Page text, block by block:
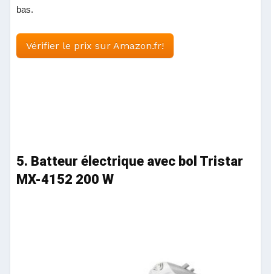
bas.
Vérifier le prix sur Amazon.fr!
5. Batteur électrique avec bol Tristar
MX-4152 200 W